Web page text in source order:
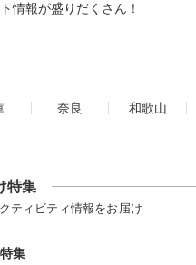
情報が盛りだくさん！
奈良
和歌山
特集
ティビティ情報をお届け
集